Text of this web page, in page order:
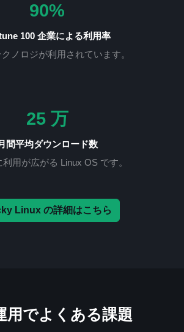
90%
100 企業による利用率
ノロジが利用されています。
25 万
間平均ダウンロード数
用が広がる Linux OS です。
Linux の詳細はこちら
用でよくある課題